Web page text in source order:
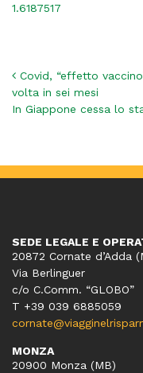
1.6187517
Covid, “effetto
volta in sei mesi
In Giappone cessa lo
SEDE LEGALE E
20872 Cornate d’Adda
Via Berlinguer
c/o C.Comm. “GLOBO”
T +39 039 6885059
MONZA
20900 Monza (MB)